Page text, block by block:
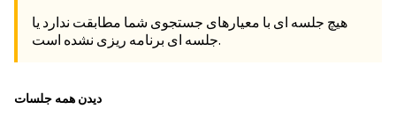
هیچ جلسه ای با معیارهای جستجوی شما مطابقت ندارد یا
جلسه ای برنامه ریزی نشده است.
دیدن همه جلسات